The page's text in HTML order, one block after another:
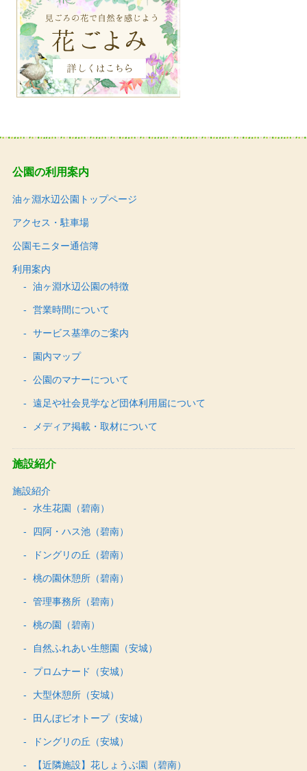
公園の利用案内
油ヶ淵水辺公園トップページ
アクセス・駐車場
公園モニター通信簿
利用案内
油ヶ淵水辺公園の特徴
営業時間について
サービス基準のご案内
園内マップ
公園のマナーについて
遠足や社会見学など団体利用届について
メディア掲載・取材について
施設紹介
施設紹介
水生花園（碧南）
四阿・ハス池（碧南）
ドングリの丘（碧南）
桃の園休憩所（碧南）
管理事務所（碧南）
桃の園（碧南）
自然ふれあい生態園（安城）
プロムナード（安城）
大型休憩所（安城）
田んぼビオトープ（安城）
ドングリの丘（安城）
【近隣施設】花しょうぶ園（碧南）